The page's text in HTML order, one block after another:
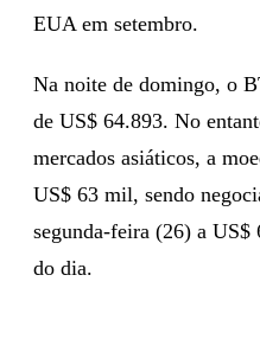
EUA em setembro.
Na noite de domingo, o
de US$ 64.893. No
mercados asiáticos, a
US$ 63 mil, sendo
segunda-feira (26) a US$
do dia.